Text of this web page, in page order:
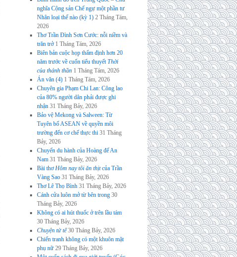
nghĩa Cộng sản Chế ngự một phần tư
Nhân loại thế nào (kỳ 1) 2 Tháng Tám,
2026
Thơ Trần Đình Sơn Cước: nỗi niềm và
trăn trở 1 Tháng Tám, 2026
Biên bản cuộc họp thẩm định hơn 20
năm trước về cuốn tiểu thuyếtThời
của thánh thần 1 Tháng Tám, 2026
Án văn (4) 1 Tháng Tám, 2026
Chuyên gia Phạm Chi Lan: Công lao
của 80% người dân phải được ghi
nhận 31 Tháng Bảy, 2026
Bảo vệ Mekong và Salween: Từ
Tuyên bố ASEAN về quyền môi
trường đến cơ chế thực thi 31 Tháng
Bảy, 2026
Chuyến du hành của Hoàng đế An
Nam 31 Tháng Bảy, 2026
Bài thơHôm nay tôi ăn thịtcủa Trần
Vàng Sao 31 Tháng Bảy, 2026
Thơ Lê Thọ Bình 31 Tháng Bảy, 2026
Cánh cửa luôn mở từ bên trong 30
Tháng Bảy, 2026
Không có ai hút thuốc ở trên lầu tám
30 Tháng Bảy, 2026
Chuyện tử tế 30 Tháng Bảy, 2026
Chiến tranh không có một khuôn mặt
phụ nữ 29 Tháng Bảy, 2026